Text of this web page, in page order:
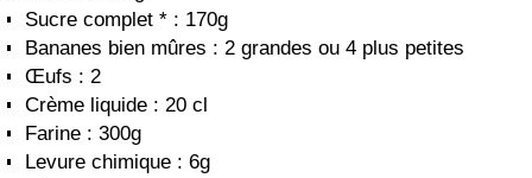
Sucre complet * : 170g
Bananes bien mûres : 2 grandes ou 4 plus petites
Œufs : 2
Crème liquide : 20 cl
Farine : 300g
Levure chimique : 6g